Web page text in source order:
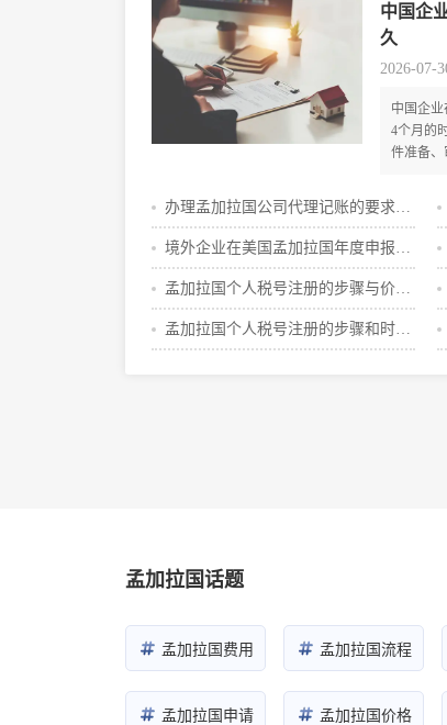
中国企
久
2026-07-
中国企
4个月的
件准备、
流程顺
办理孟加拉国公司代理记账的要求是
什么
境外企业在美国孟加拉国年度申报的
流程攻略
孟加拉国个人税号注册的步骤与价格
明细
孟加拉国个人税号注册的步骤和时间
孟加拉国话题
孟加拉国费用 孟加拉国流程
孟加拉国申请 孟加拉国价格